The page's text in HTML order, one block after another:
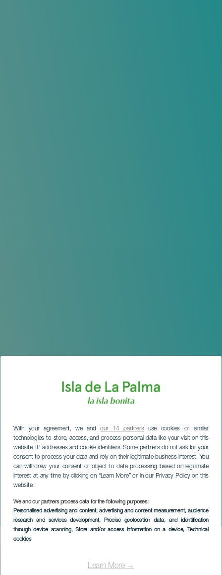
With your agreement, we andour 14 partnersuse cookies or similar
technologies to store, access, and process personal data like your visit on this
website, IP addresses and cookie identifiers. Some partners do not ask for your
consent to process your data and rely on their legitimate business interest. You
can withdraw your consent or object to data processing based on legitimate
interest at any time by clicking on “Learn More” or in our Privacy Policy on this
website.
We and our partners process data for the following purposes:
Personalised advertising and content, advertising and content measurement, audience
research and services development, Precise geolocation data, and identification
through device scanning, Store and/or access information on a device, Technical
cookies
Learn More →
Mercadillo de Barlovento:
Feria de Abril
LA PALMA
Imagen